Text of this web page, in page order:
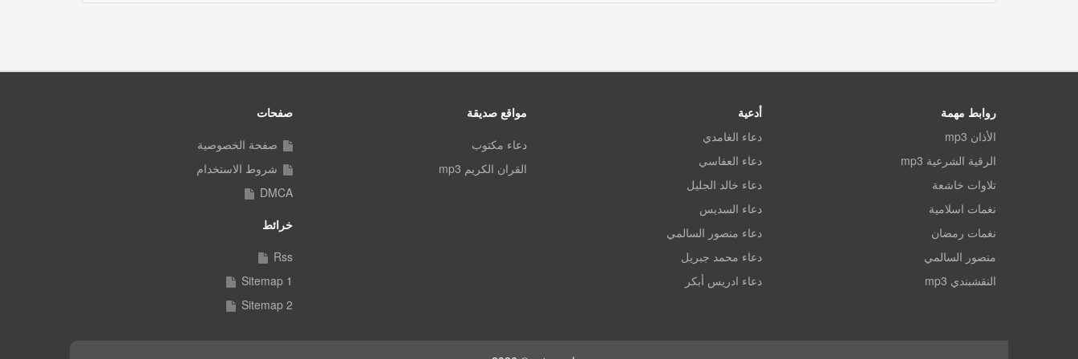
روابط مهمة
الأذان mp3
الرقية الشرعية mp3
تلاوات خاشعة
نغمات اسلامية
نغمات رمضان
منصور السالمي
النقشبندي mp3
أدعية
دعاء الغامدي
دعاء العفاسي
دعاء خالد الجليل
دعاء السديس
دعاء منصور السالمي
دعاء محمد جبريل
دعاء ادريس أبكر
مواقع صديقة
دعاء مكتوب
القران الكريم mp3
صفحات
صفحة الخصوصية
شروط الاستخدام
DMCA
خرائط
Rss
Sitemap 1
Sitemap 2